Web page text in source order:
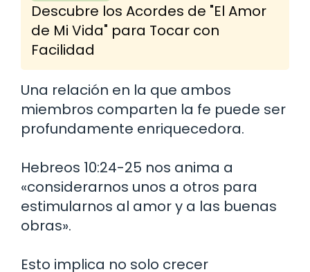
Descubre los Acordes de "El Amor
de Mi Vida" para Tocar con
Facilidad
Una relación en la que ambos
miembros comparten la fe puede ser
profundamente enriquecedora.
Hebreos 10:24-25 nos anima a
«considerarnos unos a otros para
estimularnos al amor y a las buenas
obras».
Esto implica no solo crecer